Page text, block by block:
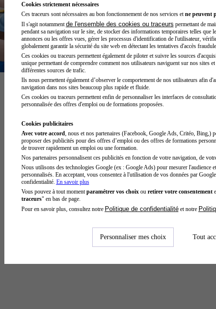
Cookies strictement nécessaires
Ces traceurs sont nécessaires au bon fonctionnement de nos services et ne peuvent
Il s'agit notamment de l'ensemble des cookies ou traceurs permettant de
pendant sa navigation sur le site, de stocker des informations temporaires telles que
annonces ou les offres vues, gérer les processus d'identification de l'utilisateur,
globalement garantir la sécurité du site web en détectant les tentatives d'accès
Ces cookies ou traceurs permettent également de piloter et suivre les sources
unique permettant de comprendre comment nos utilisateurs naviguent sur nos sites
différentes sources de trafic.
Ils nous permettent également d’observer le comportement de nos utilisateurs afin
navigation dans nos sites beaucoup plus rapide et fluide.
Ces cookies ou traceurs permettent enfin de personnaliser les interfaces de
personnalisée des offres d'emploi ou de formations proposées.
Cookies publicitaires
Avec votre accord , nous et nos partenaires (Facebook, Google Ads, Critéo, Bing,)
proposer des publicités pour des offres d’emploi ou des offres de formations
de trouver rapidement un emploi ou une formation.
Nos partenaires personnalisent ces publicités en fonction de votre navigation, de
Nous utilisons des technologies Google (ex : Google Ads) pour mesurer l'audience
personnalisés. En acceptant, vous consentez à l'utilisation de vos données par
confidentialité. En savoir plus
Vous pouvez à tout moment paramétrer vos choixou retirer votre consentement
traceurs" en bas de page.
Pour en savoir plus, consultez notre Politique de confidentialitéet notre
Personnaliser mes choix Tout